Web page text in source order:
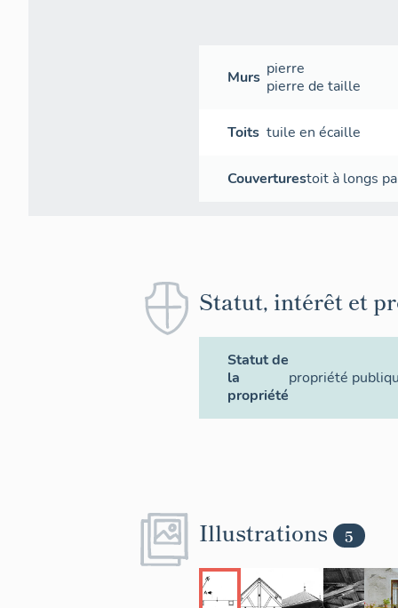
Murs pierre
pierre de taille
Toits tuile en écaille
Couverturestoit à longs
Statut, intérêt et
Statut de
la
propriété
propriété
Illustrations 5